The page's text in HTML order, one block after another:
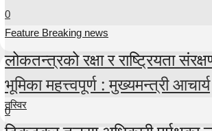
0
Feature Breaking news
लोकतन्त्रको रक्षा र राष्ट्रियता
भूमिका महत्त्वपूर्ण : मुख्यमन्त्री आचार्य
0
तस्विर